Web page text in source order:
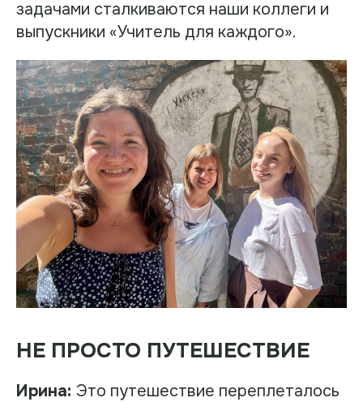
задачами сталкиваются наши коллеги и
выпускники «Учитель для каждого».
НЕ ПРОСТО ПУТЕШЕСТВИЕ
Ирина: Это путешествие переплеталось